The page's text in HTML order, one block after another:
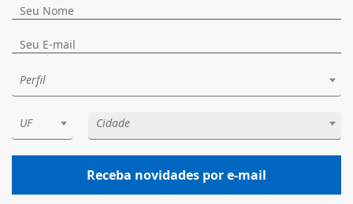
Perfil
UF Cidade
Receba novidades por e-mail